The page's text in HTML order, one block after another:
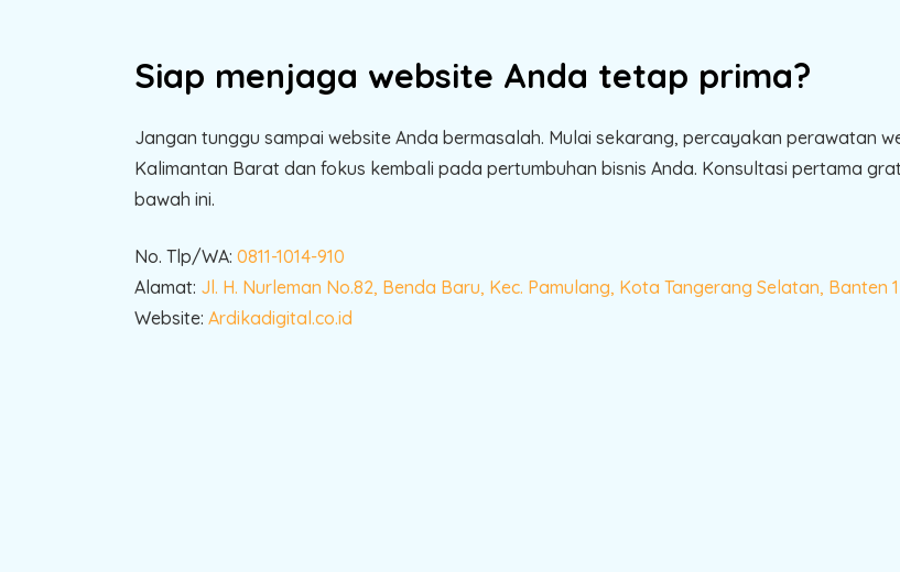
Siap menjaga website Anda tetap prima?
Jangan tunggu sampai website Anda bermasalah. Mulai sekarang, percayakan perawatan
Kalimantan Barat dan fokus kembali pada pertumbuhan bisnis Anda. Konsultasi pertama
bawah ini.
No. Tlp/WA: 0811-1014-910
Alamat: Jl. H. Nurleman No.82, Benda Baru, Kec. Pamulang, Kota Tangerang Selatan, Banten
Website: Ardikadigital.co.id